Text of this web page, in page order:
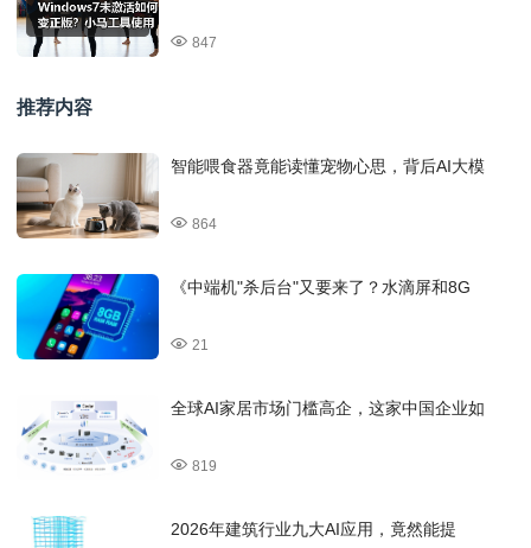
847
推荐内容
智能喂食器竟能读懂宠物心思，背后AI大模
864
《中端机"杀后台"又要来了？水滴屏和8G
21
全球AI家居市场门槛高企，这家中国企业如
819
2026年建筑行业九大AI应用，竟然能提